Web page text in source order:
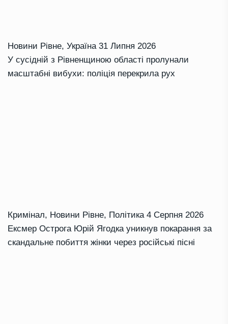
Новини Рівне, Україна 31 Липня 2026
У сусідній з Рівненщиною області пролунали
масштабні вибухи: поліція перекрила рух
Кримінал, Новини Рівне, Політика 4 Серпня 2026
Ексмер Острога Юрій Ягодка уникнув покарання за
скандальне побиття жінки через російські пісні